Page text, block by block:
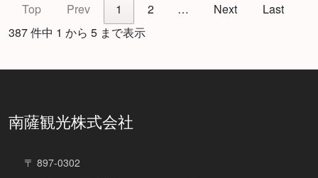
Top Prev 1 2 … Next
Last
387 件中 1 から 5 まで表示
南薩観光株式会社
〒 897-0302